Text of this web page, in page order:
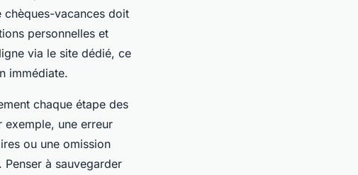
vacances doit
personnelles et
via le site dédié, ce
immédiate.
chaque étape des
exemple, une erreur
ou une omission
à sauvegarder